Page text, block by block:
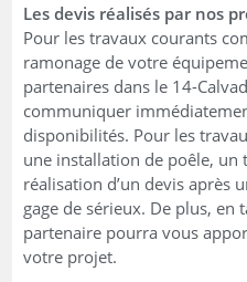
Les devis réalisés par nos
Pour les travaux courants
ramonage de votre
partenaires dans le 14-
communiquer
disponibilités. Pour les
une installation de poêle, un
réalisation d’un devis après
gage de sérieux. De plus, en
partenaire pourra vous
votre projet.